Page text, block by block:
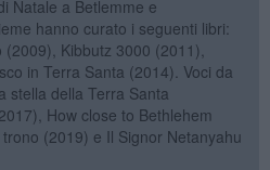
Natale a Betlemme e
hanno curato i seguenti libri:
Kibbutz 3000 (2011),
in Terra Santa (2014). Voci da
stella della Terra Santa
How close to Bethlehem
(2019) e Il Signor Netanyahu